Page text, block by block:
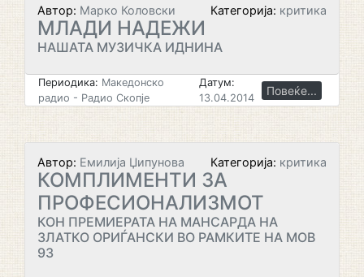
Автор: Марко Коловски Категорија: критика
МЛАДИ НАДЕЖИ
НАШАТА МУЗИЧКА ИДНИНА
Периодика: Македонско
радио - Радио Скопје
Датум:
13.04.2014
Повеќе...
Автор: Емилија Џипунова Категорија: критика
КОМПЛИМЕНТИ ЗА
ПРОФЕСИОНАЛИЗМОТ
КОН ПРЕМИЕРАТА НА МАНСАРДА НА
ЗЛАТКО ОРИЃАНСКИ ВО РАМКИТЕ НА МОВ
93